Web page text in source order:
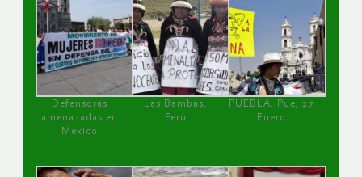
Defensoras
amenazadas en
México
Las Bambas,
Perú
PUEBLA, Pue, 27
Enero